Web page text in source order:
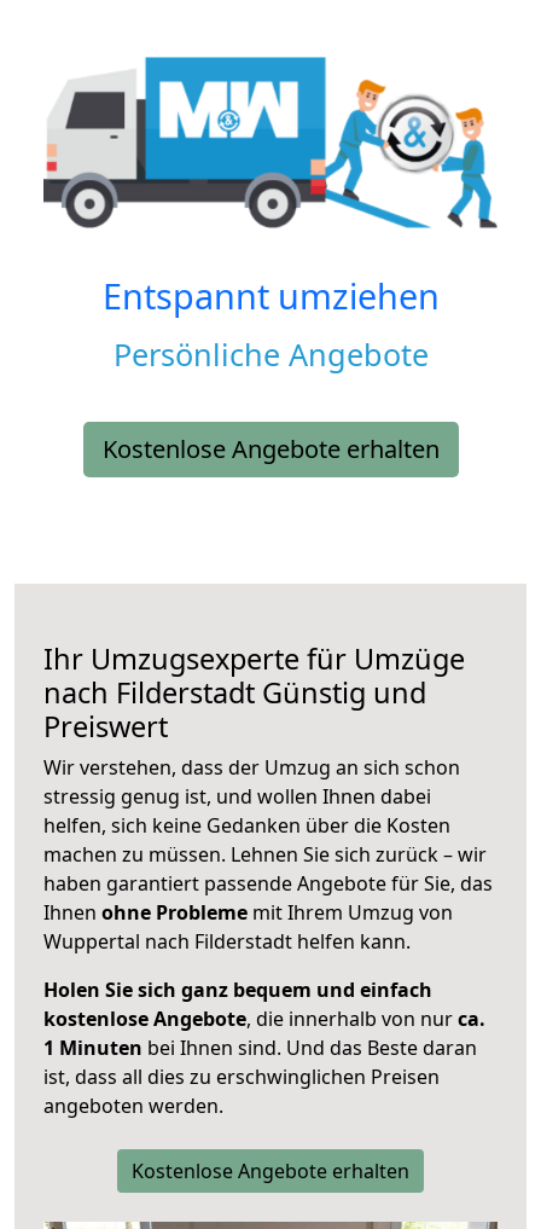
Entspannt umziehen
Persönliche Angebote
Kostenlose Angebote erhalten
Ihr Umzugsexperte für Umzüge
nach Filderstadt Günstig und
Preiswert
Wir verstehen, dass der Umzug an sich schon
stressig genug ist, und wollen Ihnen dabei
helfen, sich keine Gedanken über die Kosten
machen zu müssen. Lehnen Sie sich zurück – wir
haben garantiert passende Angebote für Sie, das
Ihnen ohne Probleme mit Ihrem Umzug von
Wuppertal nach Filderstadt helfen kann.
Holen Sie sich ganz bequem und einfach
kostenlose Angebote, die innerhalb von nurca.
1 Minuten bei Ihnen sind. Und das Beste daran
ist, dass all dies zu erschwinglichen Preisen
angeboten werden.
Kostenlose Angebote erhalten